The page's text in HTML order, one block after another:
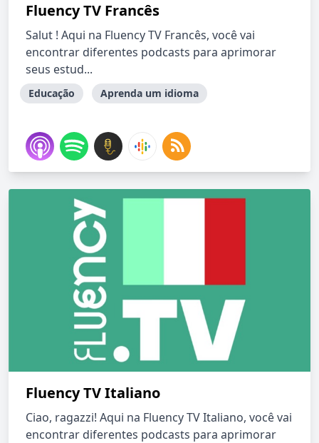
Fluency TV Francês
Salut ! Aqui na Fluency TV Francês, você vai
encontrar diferentes podcasts para aprimorar
seus estud...
Educação Aprenda um idioma
Fluency TV Italiano
Ciao, ragazzi! Aqui na Fluency TV Italiano, você vai
encontrar diferentes podcasts para aprimorar